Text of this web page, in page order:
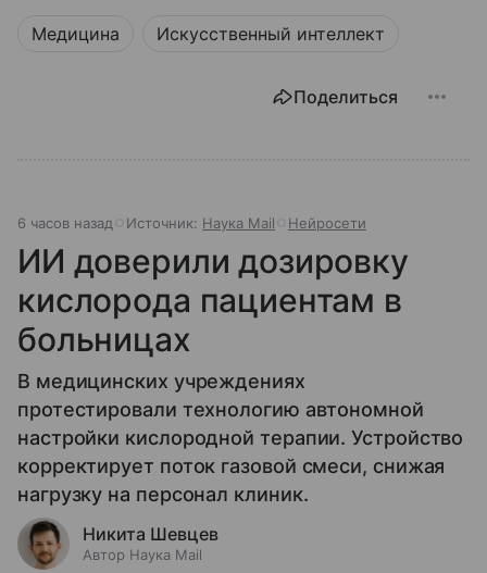
Медицина Искусственный интеллект
Поделиться
6 часов назад Источник: Наука Mail Нейросети
ИИ доверили дозировку
кислорода пациентам в
больницах
В медицинских учреждениях
протестировали технологию автономной
настройки кислородной терапии. Устройство
корректирует поток газовой смеси, снижая
нагрузку на персонал клиник.
Никита Шевцев
Автор Наука Mail